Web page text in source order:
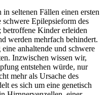
seltenen Fällen einen ersten
Epilepsieform des
Kinder erleiden
werden mehrfach behindert.
anhaltende und schwere
Inzwischen wissen wir,
entstehen würde, nur
mehr als Ursache des
es sich um eine genetisch